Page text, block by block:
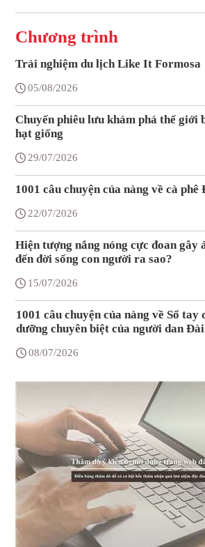
Chương trình
Trải nghiệm du lịch Like It Formosa
05/08/2026
Chuyến phiêu lưu khám phá thế giới
hạt giống
29/07/2026
1001 câu chuyện của nàng về cà
22/07/2026
Hiện tượng nắng nóng cực đoan gây
đến đời sống con người ra sao?
15/07/2026
1001 câu chuyện của nàng về Sổ tay
dưỡng chuyên biệt của người dan
08/07/2026